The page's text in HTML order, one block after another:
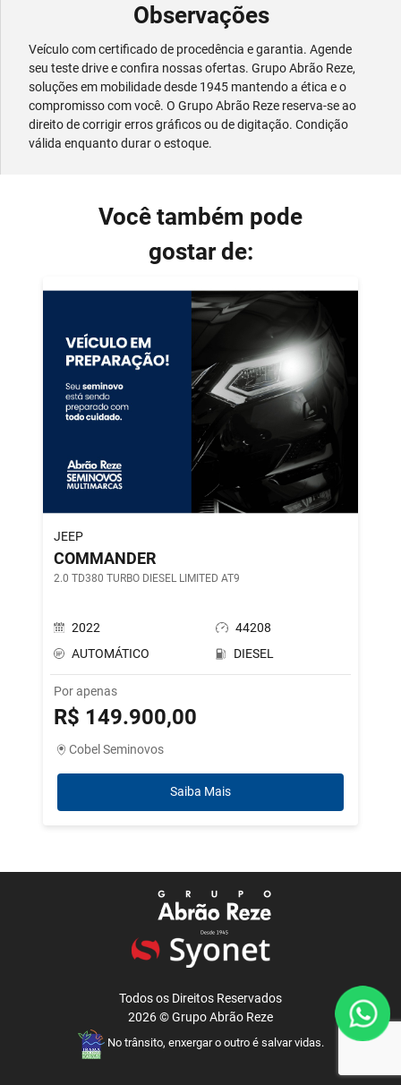
Observações
Veículo com certificado de procedência e garantia. Agende
seu teste drive e confira nossas ofertas. Grupo Abrão Reze,
soluções em mobilidade desde 1945 mantendo a ética e o
compromisso com você. O Grupo Abrão Reze reserva-se ao
direito de corrigir erros gráficos ou de digitação. Condição
válida enquanto durar o estoque.
Você também pode
gostar de:
JEEP
COMMANDER
2.0 TD380 TURBO DIESEL LIMITED AT9
2022
44208
AUTOMÁTICO
DIESEL
Por apenas
R$ 149.900,00
Cobel Seminovos
Saiba Mais
Todos os Direitos Reservados
2026 ©Grupo Abrão Reze
No trânsito, enxergar o outro é salvar vidas.